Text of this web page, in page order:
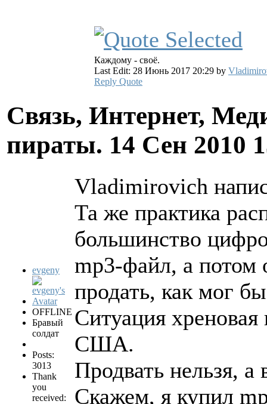
Каждому - своё.
Last Edit: 28 Июнь 2017 20:29 by
Reply Quote
Связь, Интернет,
пираты. 14 Сен 2010
evgeny
OFFLINE
Бравый
солдат
Posts:
3013
Thank
you
received:
Vladimirovich
Та же практика
большинство
mp3-файл, а потом
продать, как мог
Ситуация хреновая
США.
Продвать нельзя,
Скажем, я купил